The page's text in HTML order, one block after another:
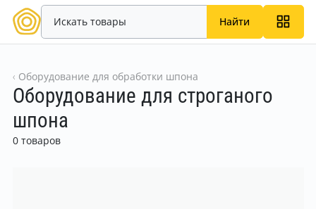
Найти
Оборудование для обработки шпона
Оборудование для строганого
шпона
0 товаров